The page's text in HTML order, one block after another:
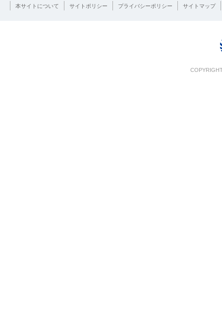
本サイトについて サイトポリシー プライバシーポリシー サイトマップ